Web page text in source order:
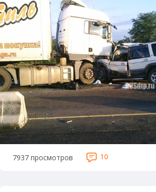
7937 просмотров 10